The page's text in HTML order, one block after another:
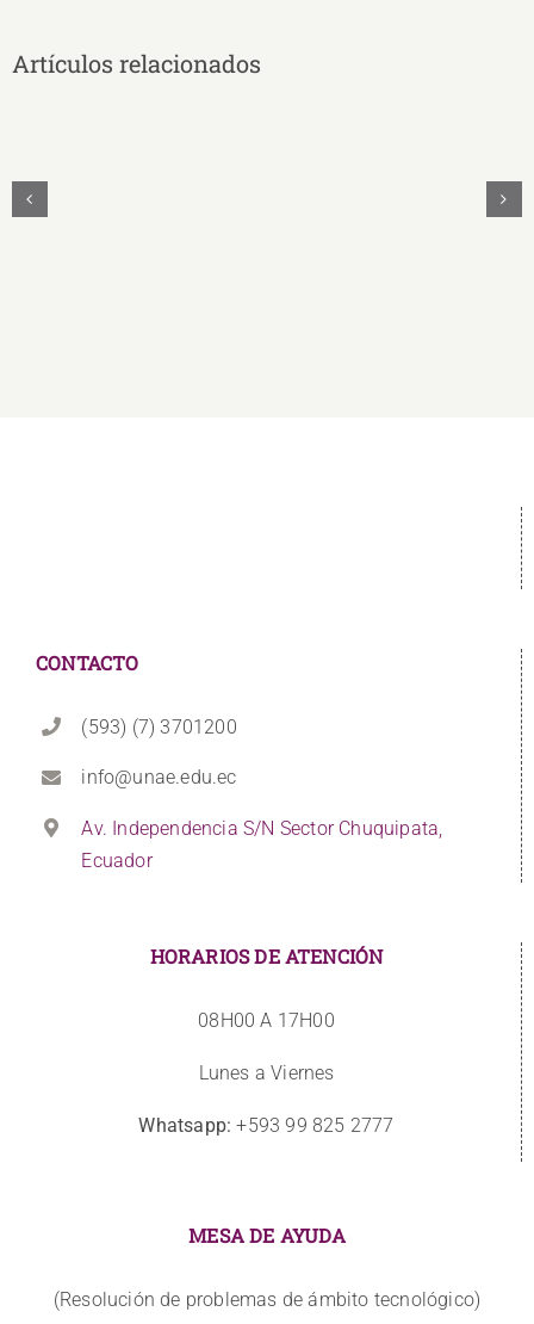
Artículos relacionados
CONTACTO
(593) (7) 3701200
info@unae.edu.ec
Av. Independencia S/N Sector Chuquipata,
Ecuador
HORARIOS DE ATENCIÓN
08H00 A 17H00
Lunes a Viernes
Whatsapp: +593 99 825 2777
MESA DE AYUDA
(Resolución de problemas de ámbito tecnológico)